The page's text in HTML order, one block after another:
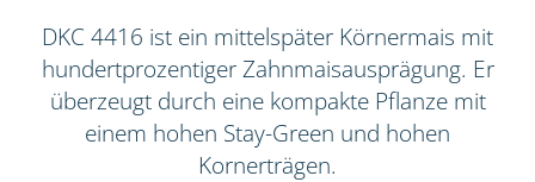
DKC 4416 ist ein mittelspäter Körnermais mit
hundertprozentiger Zahnmaisausprägung. Er
überzeugt durch eine kompakte Pflanze mit
einem hohen Stay-Green und hohen
Kornerträgen.